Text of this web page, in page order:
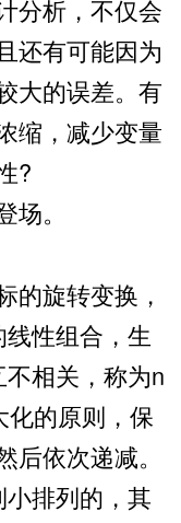
分析，不仅会
还有可能因为
大的误差。有
缩，减少变量
?
。
旋转变换，
性组合，生
相关，称为n
化的原则，保
依次递减。
排列的，其